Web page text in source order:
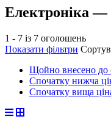
Електроніка
1 - 7 із 7 оголошень
Показати фільтри
Щойно внесено до
Спочатку нижча
Спочатку вища